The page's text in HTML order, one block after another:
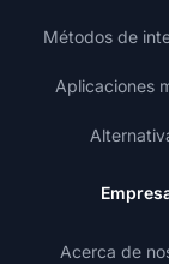
Métodos de
Aplicaciones
Acerca de